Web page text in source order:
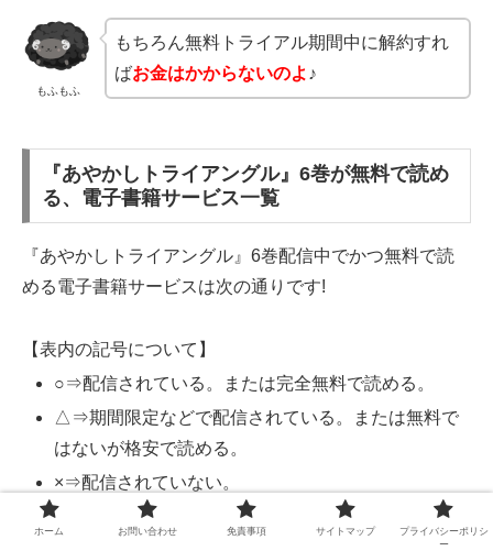
もふもふ
もちろん無料トライアル期間中に解約すれ
ばお金はかからないのよ ♪
『あやかしトライアングル』6巻が無料で読め
る、電子書籍サービス一覧
『あやかしトライアングル』6巻配信中でかつ無料で読
める電子書籍サービスは次の通りです!
【表内の記号について】
○⇒配信されている。または完全無料で読める。
△⇒期間限定などで配信されている。または無料で
はないが格安で読める。
×⇒配信されていない。
ホーム お問い合わせ 免責事項 サイトマップ
プライバシーポリシ
ー